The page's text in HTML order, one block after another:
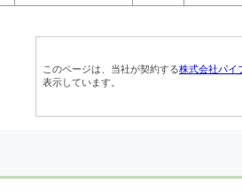
このページは、当社が契約する株式会社パイ
表示しています。